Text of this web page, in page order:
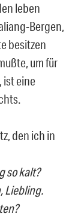
leben
Bergen,
besitzen
um für
ist eine
den ich in
so kalt?
Liebling.